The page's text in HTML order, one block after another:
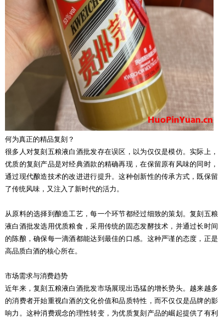
何为真正的精品复刻？
很多人对复刻五粮液白酒批发存在误区，以为仅仅是模仿。实际上，
优质的复刻产品是对经典酒款的精确再现，在保留原有风味的同时，
通过现代酿造技术的改进进行提升。这种创新性的传承方式，既保留
了传统风味，又注入了新时代的活力。
从原料的选择到酿造工艺，每一个环节都经过细致的策划。复刻五粮
液白酒批发选用优质粮食，采用传统的固态发酵技术，并通过长时间
的陈酿，确保每一滴酒都能达到最佳的口感。这种严谨的态度，正是
高品质白酒的核心所在。
市场需求与消费趋势
近年来，复刻五粮液白酒批发市场展现出迅猛的增长势头。越来越多
的消费者开始重视白酒的文化价值和品质特性，而不仅仅是品牌的影
响力。这种消费观念的理性转变，为优质复刻产品的崛起提供了有利